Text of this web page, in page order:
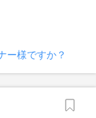
ー様ですか？